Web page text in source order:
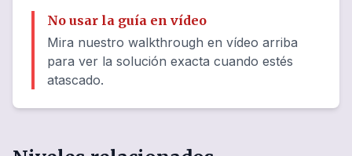
No usar la guía en vídeo
Mira nuestro walkthrough en vídeo arriba
para ver la solución exacta cuando estés
atascado.